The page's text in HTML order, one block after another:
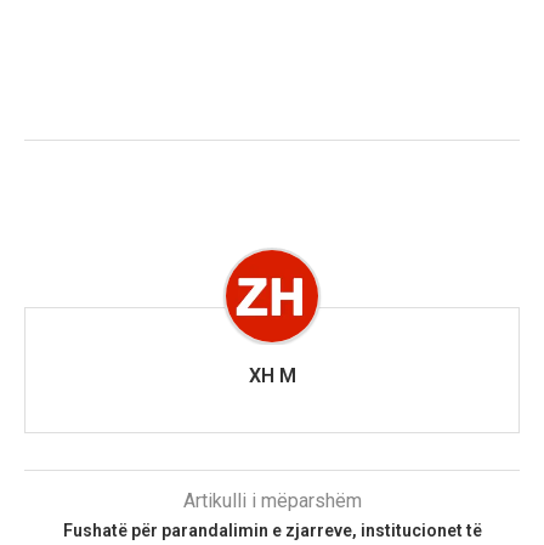
XH M
Artikulli i mëparshëm
Fushatë për parandalimin e zjarreve, institucionet të